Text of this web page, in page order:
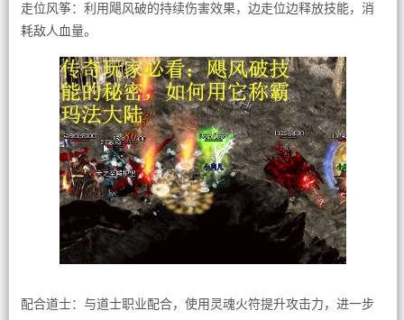
走位风筝：利用飓风破的持续伤害效果，边走位边释放技能，消
耗敌人血量。
配合道士：与道士职业配合，使用灵魂火符提升攻击力，进一步